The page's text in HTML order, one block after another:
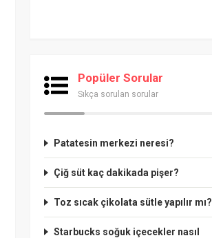
Popüler Sorular
Sıkça sorulan sorular
Patatesin merkezi neresi?
Çiğ süt kaç dakikada pişer?
Toz sıcak çikolata sütle yapılır mı?
Starbucks soğuk içecekler nasıl